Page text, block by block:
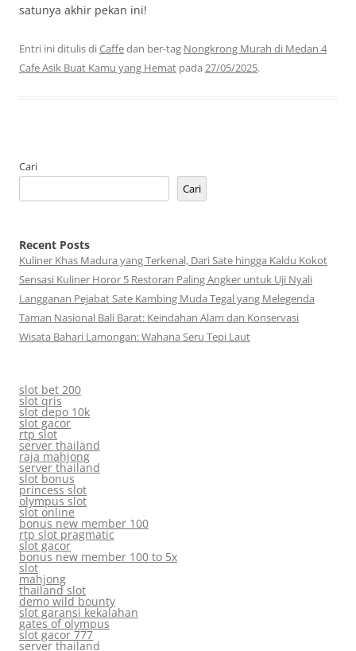
satunya akhir pekan ini!
Entri ini ditulis diCaffedan ber-tag Nongkrong Murah di Medan 4
Cafe Asik Buat Kamu yang Hemat pada 27/05/2025.
Cari
Cari
Recent Posts
Kuliner Khas Madura yang Terkenal, Dari Sate hingga Kaldu Kokot
Sensasi Kuliner Horor 5 Restoran Paling Angker untuk Uji Nyali
Langganan Pejabat Sate Kambing Muda Tegal yang Melegenda
Taman Nasional Bali Barat: Keindahan Alam dan Konservasi
Wisata Bahari Lamongan: Wahana Seru Tepi Laut
slot bet 200
slot qris
slot depo 10k
slot gacor
rtp slot
server thailand
raja mahjong
server thailand
slot bonus
princess slot
olympus slot
slot online
bonus new member 100
rtp slot pragmatic
slot gacor
bonus new member 100 to 5x
slot
mahjong
thailand slot
demo wild bounty
slot garansi kekalahan
gates of olympus
slot gacor 777
server thailand